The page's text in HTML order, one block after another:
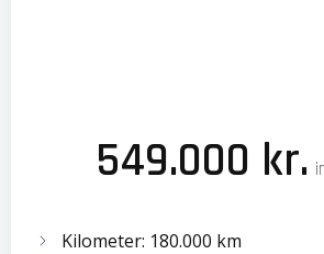
549.000 kr.
Kilometer: 180.000 km